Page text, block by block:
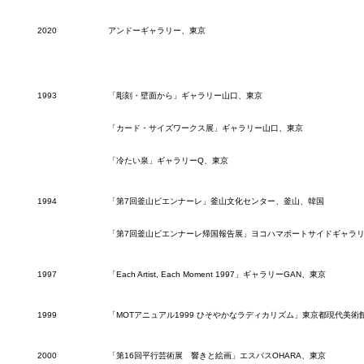
2020 アンドーギャラリー、東京
1993 「彫刻・壁面から」ギャラリー山口、東京
「カード・サイズワークス展」ギャラリー山口、東京
「冷たい泉」ギャラリーQ、東京
1994 「第7回釜山ビエンナーレ」釜山文化センター、釜山、韓国
「第7回釜山ビエンナーレ帰国報告展」ヨコハマポートサイドギャラ
1997 「Each Artist, Each Moment 1997」ギャラリーGAN、東京
1999 「MOTアニュアル1999 ひそやかなラディカリズム」東京都現代美術
2000 「第16回平行芸術展 響きと絵画」エスパスOHARA、東京